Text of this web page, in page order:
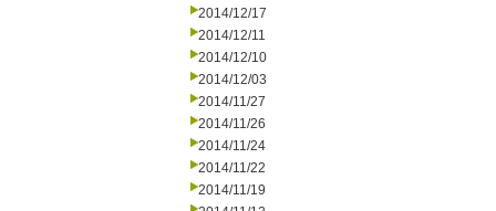
2014/12/17
2014/12/11
2014/12/10
2014/12/03
2014/11/27
2014/11/26
2014/11/24
2014/11/22
2014/11/19